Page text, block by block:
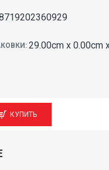
29.00cm x 0.00cm
КУПИТЬ